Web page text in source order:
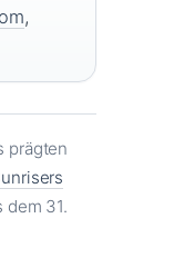
,
prägten
dem 31.